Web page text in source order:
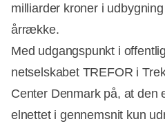
milliarder kroner i
årrække.
Med udgangspunkt i
netselskabet TREFOR i
Center Denmark på, at den
elnettet i gennemsnit kun